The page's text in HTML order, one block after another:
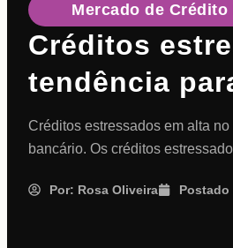
Mercado de
Créditos
tendência
Créditos estressados em alta
bancário. Os créditos
Por: Rosa Oliveira Postado